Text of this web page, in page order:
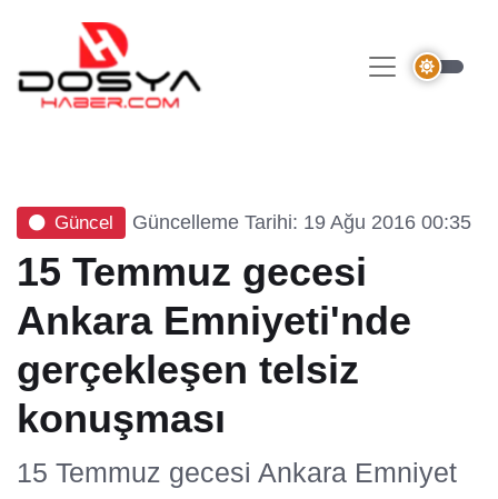
Güncel Güncelleme Tarihi: 19 Ağu 2016 00:35
15 Temmuz gecesi
Ankara Emniyeti'nde
gerçekleşen telsiz
konuşması
15 Temmuz gecesi Ankara Emniyet